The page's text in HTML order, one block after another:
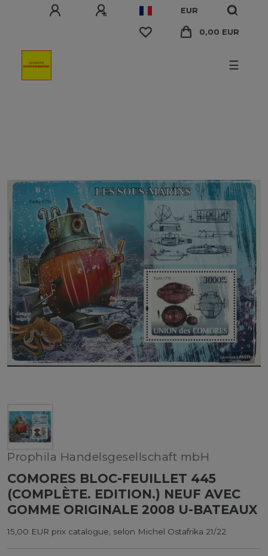
EUR
0,00 EUR
☰
Prophila Handelsgesellschaft mbH
COMORES BLOC-FEUILLET 445
(COMPLÈTE. EDITION.) NEUF AVEC
GOMME ORIGINALE 2008 U-BATEAUX
15,00 EUR prix catalogue, selon Michel Ostafrika 21/22